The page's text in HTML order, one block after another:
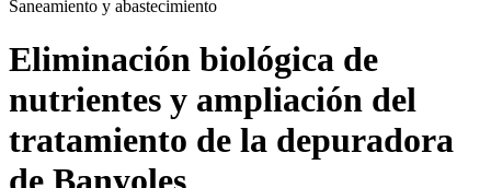
Saneamiento y abastecimiento
Eliminación biológica de
nutrientes y ampliación del
tratamiento de la depuradora